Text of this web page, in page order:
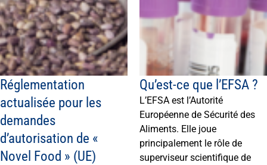
Réglementation
actualisée pour les
demandes
d’autorisation de «
Novel Food » (UE)
Qu’est-ce que l’EFSA ?
L’EFSA est l’Autorité
Européenne de Sécurité des
Aliments. Elle joue
principalement le rôle de
superviseur scientifique de